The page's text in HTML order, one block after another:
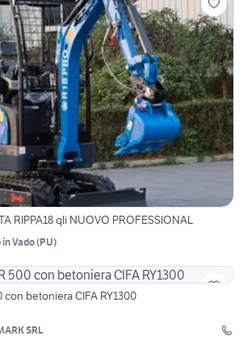
RIPPA18 qli NUOVO PROFESSIONAL
Vado(PU)
con betoniera CIFA RY1300
SRL